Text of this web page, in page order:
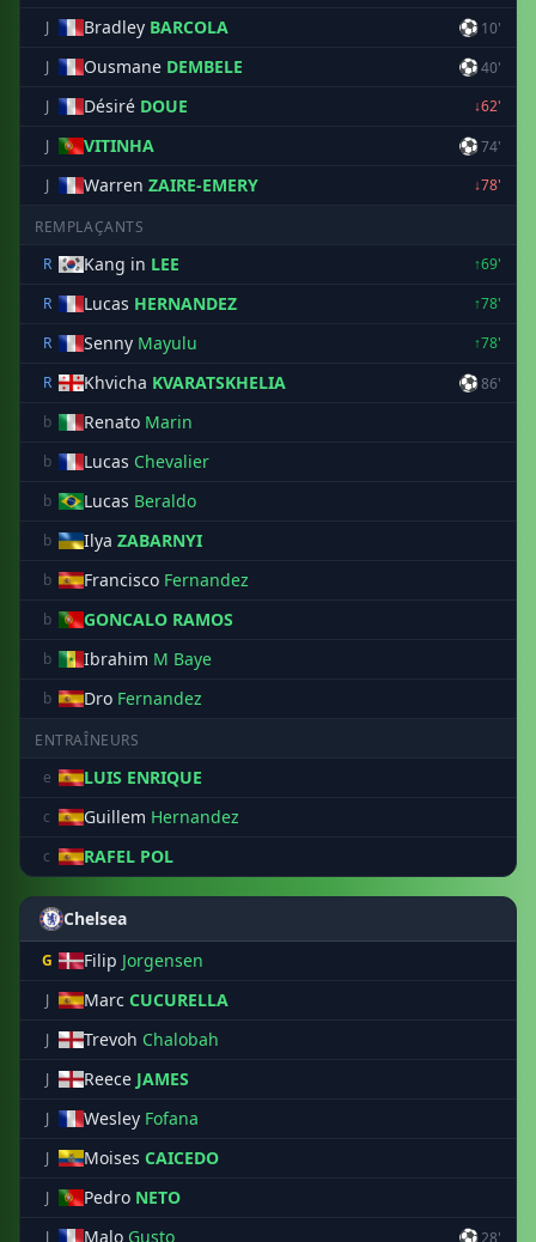
J Bradley BARCOLA ⚽ 10'
J
Ousmane DEMBELE ⚽40'
J
Désiré DOUE
↓62'
J
VITINHA ⚽74'
J
Warren ZAIRE-EMERY ↓78'
REMPLAÇANTS
R
Kang in LEE
↑69'
R
Lucas HERNANDEZ
↑78'
R
Senny Mayulu
↑78'
R
Khvicha KVARATSKHELIA ⚽86'
b
Renato Marin
b Lucas Chevalier
b Lucas Beraldo
b Ilya ZABARNYI
b Francisco Fernandez
b GONCALO RAMOS
b Ibrahim M Baye
b Dro Fernandez
ENTRAÎNEURS
e
LUIS ENRIQUE
c Guillem Hernandez
c RAFEL POL
Chelsea
G Filip Jorgensen
J Marc CUCURELLA
J Trevoh Chalobah
J Reece JAMES
J Wesley Fofana
J Moises CAICEDO
J Pedro NETO
J Malo Gusto ⚽28'